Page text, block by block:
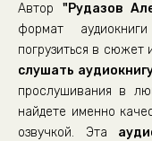
00021-
00023-
00024-
00025-
Автор "Рудазов
формат
погрузиться в сюжет
слушать
прослушивания в
найдете именно
озвучкой. Эта